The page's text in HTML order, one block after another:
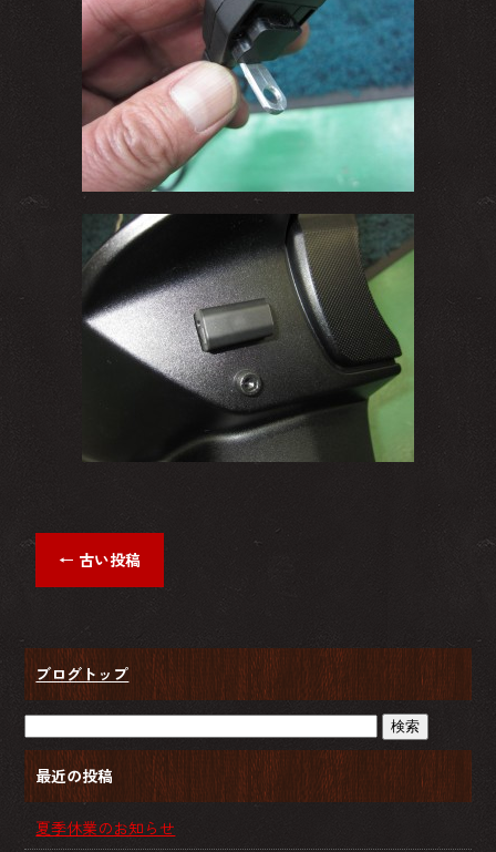
← 古い投稿
ブログトップ
最近の投稿
夏季休業のお知らせ